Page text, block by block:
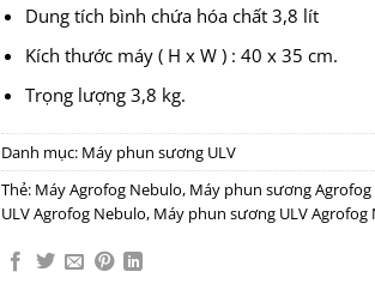
Dung tích bình chứa hóa chất 3,8 lít
Kích thước máy ( H x W ) : 40 x 35 cm.
Trọng lượng 3,8 kg.
Danh mục: Máy phun sương ULV
Thẻ: Máy Agrofog Nebulo, Máy phun sương Agrofog
ULV Agrofog Nebulo, Máy phun sương ULV Agrofog